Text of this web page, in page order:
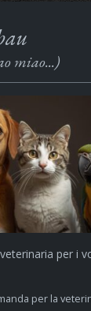
miao...)
per i
per la